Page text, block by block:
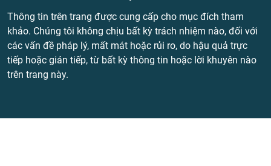
Thông tin trên trang được cung cấp cho mục đích tham
khảo. Chúng tôi không chịu bất kỳ trách nhiệm nào, đối với
các vấn đề pháp lý, mất mát hoặc rủi ro, do hậu quả trực
tiếp hoặc gián tiếp, từ bất kỳ thông tin hoặc lời khuyên nào
trên trang này.